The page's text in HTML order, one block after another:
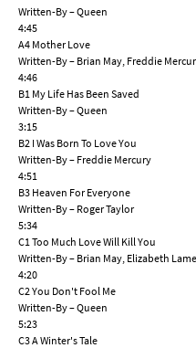
Written-By – Queen
4:45
A4 Mother Love
Written-By – Brian May, Freddie
4:46
B1 My Life Has Been Saved
Written-By – Queen
3:15
B2 I Was Born To Love You
Written-By – Freddie Mercury
4:51
B3 Heaven For Everyone
Written-By – Roger Taylor
5:34
C1 Too Much Love Will Kill You
Written-By – Brian May, Elizabeth
4:20
C2 You Don't Fool Me
Written-By – Queen
5:23
C3 A Winter's Tale